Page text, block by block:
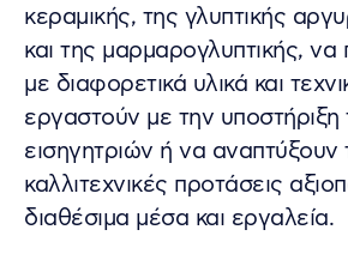
κεραμικής, της γλυπτικής
και της μαρμαρογλυπτικής, να
με διαφορετικά υλικά και
εργαστούν με την υποστήριξη
εισηγητριών ή να αναπτύξουν
καλλιτεχνικές προτάσεις
διαθέσιμα μέσα και εργαλεία.